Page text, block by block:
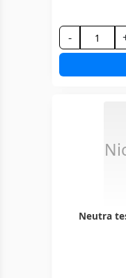
-
Neutra